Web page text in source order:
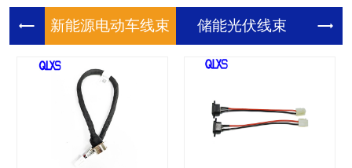
新能源电 储能光伏